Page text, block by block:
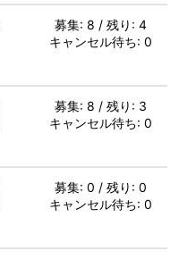
募集: 8 / 残り: 4
キャンセル待ち: 0
募集: 8 / 残り: 3
キャンセル待ち: 0
募集: 0 / 残り: 0
キャンセル待ち: 0